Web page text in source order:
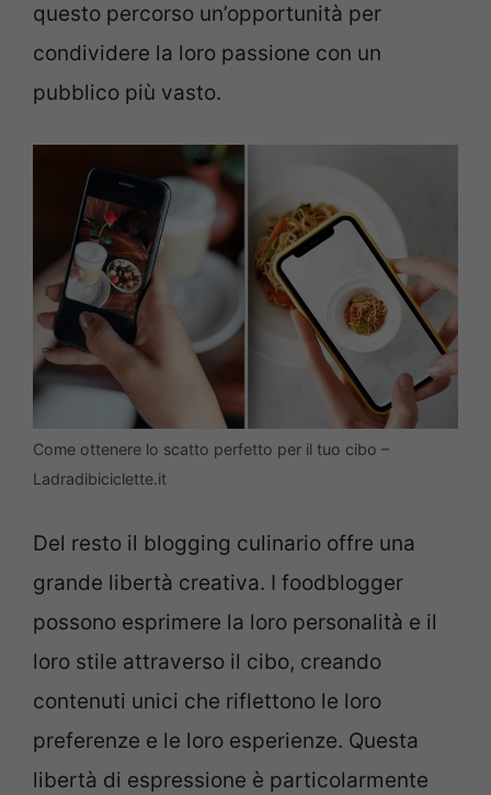
questo percorso un’opportunità per
condividere la loro passione con un
pubblico più vasto.
Come ottenere lo scatto perfetto per il tuo cibo –
Ladradibiciclette.it
Del resto il blogging culinario offre una
grande libertà creativa. I foodblogger
possono esprimere la loro personalità e il
loro stile attraverso il cibo, creando
contenuti unici che riflettono le loro
preferenze e le loro esperienze. Questa
libertà di espressione è particolarmente